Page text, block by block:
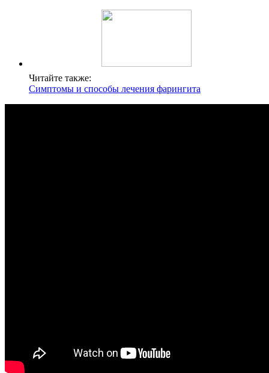
Читайте также:
Симптомы и способы лечения фарингита